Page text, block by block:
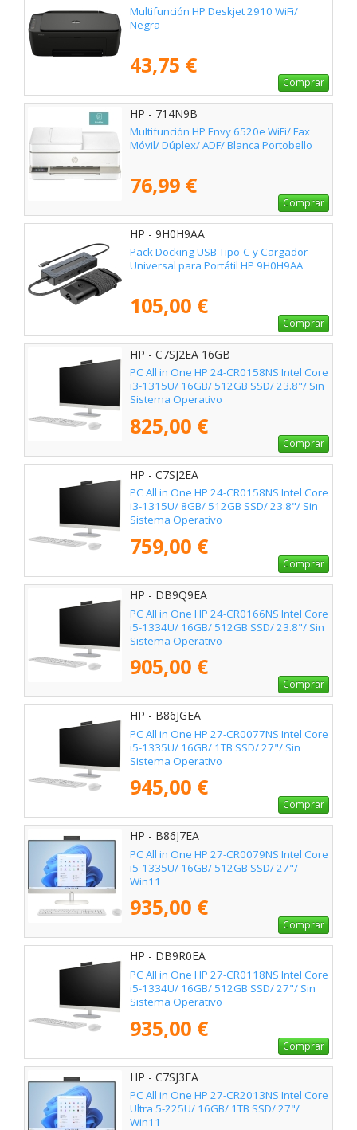
Multifunción HP Deskjet 2910 WiFi/
Negra
43,75 €
Comprar
HP - 714N9B
Multifunción HP Envy 6520e WiFi/ Fax
Móvil/ Dúplex/ ADF/ Blanca Portobello
76,99 €
Comprar
HP - 9H0H9AA
Pack Docking USB Tipo-C y Cargador
Universal para Portátil HP 9H0H9AA
105,00 €
Comprar
HP - C7SJ2EA 16GB
PC All in One HP 24-CR0158NS Intel Core
i3-1315U/ 16GB/ 512GB SSD/ 23.8"/ Sin
Sistema Operativo
825,00 €
Comprar
HP - C7SJ2EA
PC All in One HP 24-CR0158NS Intel Core
i3-1315U/ 8GB/ 512GB SSD/ 23.8"/ Sin
Sistema Operativo
759,00 €
Comprar
HP - DB9Q9EA
PC All in One HP 24-CR0166NS Intel Core
i5-1334U/ 16GB/ 512GB SSD/ 23.8"/ Sin
Sistema Operativo
905,00 €
Comprar
HP - B86JGEA
PC All in One HP 27-CR0077NS Intel Core
i5-1335U/ 16GB/ 1TB SSD/ 27"/ Sin
Sistema Operativo
945,00 €
Comprar
HP - B86J7EA
PC All in One HP 27-CR0079NS Intel Core
i5-1335U/ 16GB/ 512GB SSD/ 27"/
Win11
935,00 €
Comprar
HP - DB9R0EA
PC All in One HP 27-CR0118NS Intel Core
i5-1334U/ 16GB/ 512GB SSD/ 27"/ Sin
Sistema Operativo
935,00 €
Comprar
HP - C7SJ3EA
PC All in One HP 27-CR2013NS Intel Core
Ultra 5-225U/ 16GB/ 1TB SSD/ 27"/
Win11